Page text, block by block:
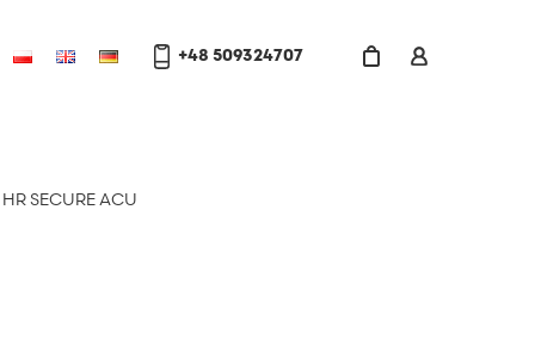
+48 509324707
SECURE ACU